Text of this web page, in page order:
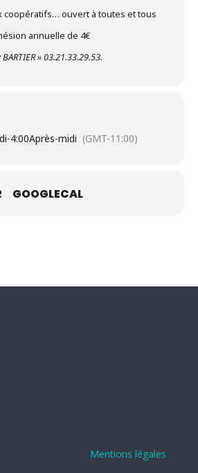
coopératifs… ouvert à toutes et tous
annuelle de 4€
» 03.21.33.29.53.
-4:00Après-midi (GMT-11:00)
GOOGLECAL
Mentions légales